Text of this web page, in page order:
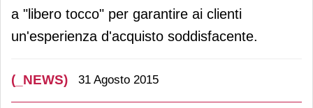
a "libero tocco" per garantire ai clienti
un'esperienza d'acquisto soddisfacente.
(_NEWS) 31 Agosto 2015